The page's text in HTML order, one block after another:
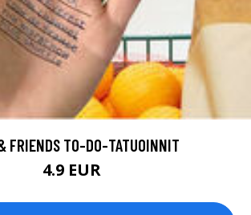
FRIENDS TO-DO-TATUOINNIT
4.9 EUR